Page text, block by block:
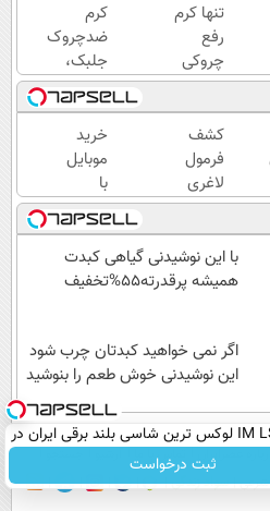
تنها کرم
رفع
چروکی
که
مجوز
رسمی
وزارت
بهداشت
دارد
کرم
ضدچروک
جلبک،
جوانسازی
طبیعی
پوست
شما40%تخفیف
کشف
فرمول
لاغری
اسان
توسط
متخصصان
ایرانی
خرید
موبایل
با
اسنپ
پی | در
۴
قسط
کارمزد!
با این نوشیدنی گیاهی کبدت
همیشه پرقدرته55%تخفیف
اگر نمی خواهید کبدتان چرب شود
این نوشیدنی خوش طعم را بنوشید
بازدید از IM LS7 لوکس ترین شاسی بلند برقی ایران در
باشگاه انقلاب
ثبت درخواستدرباره عصرایران تماس با ما
شرعی سواد زندگی